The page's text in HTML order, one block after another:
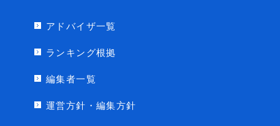
アドバイザ一覧
ランキング根拠
編集者一覧
運営方針・編集方針